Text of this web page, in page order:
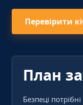
Перевірити
План
Безпеці